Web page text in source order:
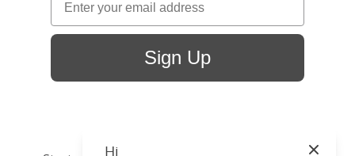
Sign Up
Hi